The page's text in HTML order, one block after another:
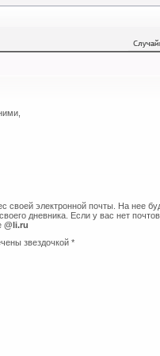
своей электронной почты. На нее
дневника. Если у вас нет
@li.ru
звездочкой *